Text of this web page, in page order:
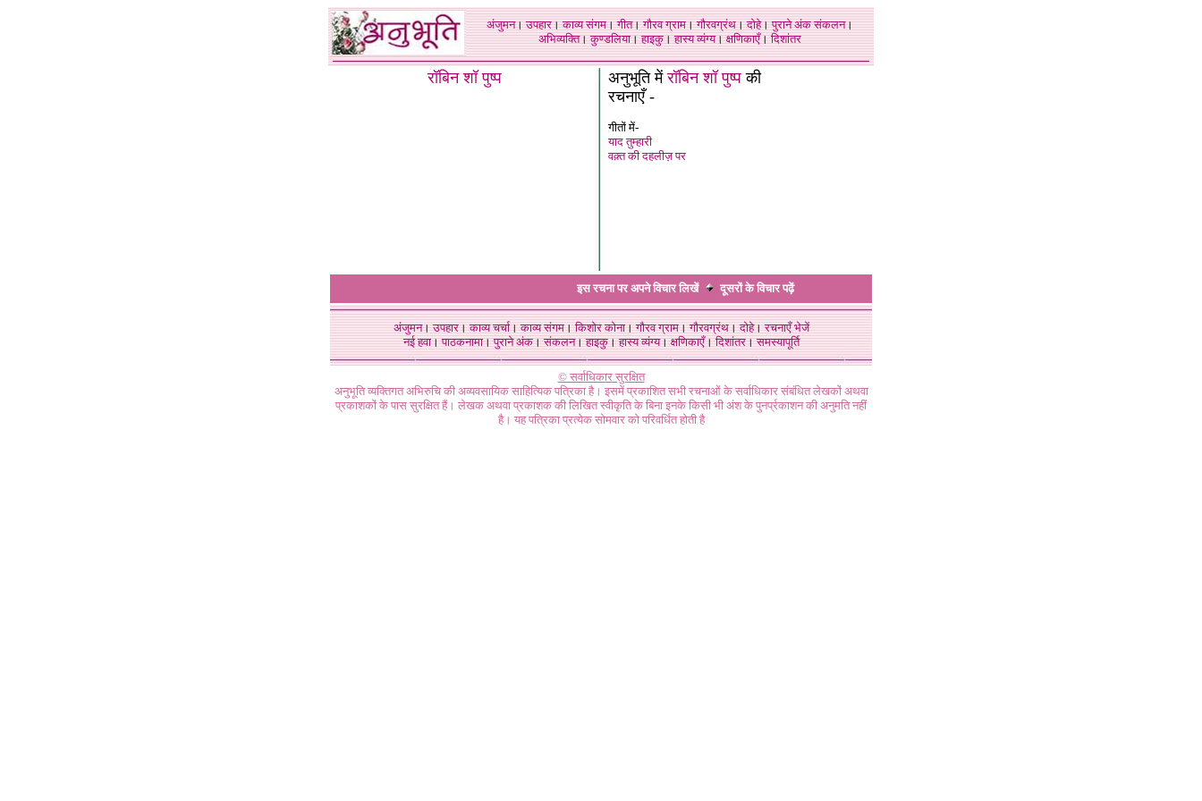
अंजुमन।उपहार।काव्य संगम।गीत।गौरव ग्राम।गौरवग्रंथ।दोहे।पुराने अंक संकलन।
अभिव्यक्ति।कुण्डलिया।हाइकु।हास्य व्यंग्य।क्षणिकाएँ।दिशांतर
रॉबिन शॉ पुष्प अनुभूति मेंरॉबिन शॉ पुष्पकी
रचनाएँ -
गीतों में-
याद तुम्हारी
वक़्त की दहलीज़ पर
इस रचना पर अपने विचार लिखें दूसरों के विचारपढ़ें
अंजुमन।उपहार।काव्य चर्चा।काव्य संगम।किशोर कोना।गौरव ग्राम।गौरवग्रंथ।दोहे।रचनाएँ भेजें
नई हवा। पाठकनामा। पुराने अंक। संकलन। हाइकु। हास्य व्यंग्य। क्षणिकाएँ। दिशांतर। समस्यापूर्ति
© सर्वाधिकार सुरक्षित
अनुभूति व्यक्तिगत अभिरुचि की अव्यवसायिक साहित्यिक पत्रिका है। इसमें प्रकाशित सभी रचनाओं के सर्वाधिकार संबंधित लेखकों अथवा
प्रकाशकों के पास सुरक्षित हैं। लेखक अथवा प्रकाशक की लिखित स्वीकृति के बिना इनके किसी भी अंश के पुनर्प्रकाशन की अनुमति नहीं
है। यह पत्रिका प्रत्येक सोमवार को परिवर्धित होती है